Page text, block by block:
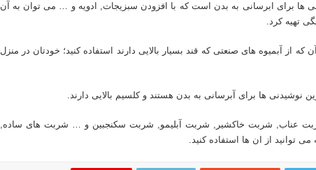
ها برای ابرسانی به بدن است که با افزودن سبزیجات, ادویه و … می توان به آن
تهیه کرد.
که از آبمیوه های صنعتی که قند بسیار بالایی دارند استفاده کنید؛ خودتان در منزل
نوشیدنی ها برای آبرسانی به بدن هستند و کلسیم بالایی دارند.
عناب, شربت خاکشیر, شربت آبلیمو, شربت سکنجبین و … شربت های ساده,
توانید از ان ها استفاده کنید.